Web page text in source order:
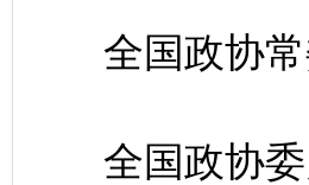
全国政协
全国政协